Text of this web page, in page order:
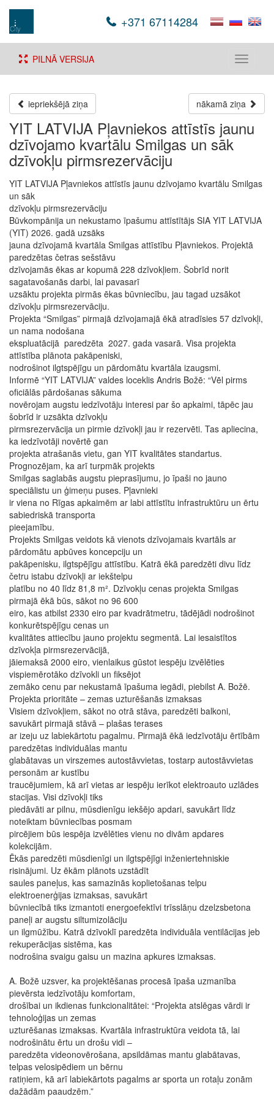
+371 67114284
Toggle
PILNĀ VERSIJA
iepriekšējā ziņa nākamā ziņa
YIT LATVIJA Pļavniekos attīstīs jaunu
dzīvojamo kvartālu Smilgas un sāk
dzīvokļu pirmsrezervāciju
YIT LATVIJA Pļavniekos attīstīs jaunu dzīvojamo kvartālu Smilgas
un sāk
dzīvokļu pirmsrezervāciju
Būvkompānija un nekustamo īpašumu attīstītājs SIA YIT LATVIJA
(YIT) 2026. gadā uzsāks
jauna dzīvojamā kvartāla Smilgas attīstību Pļavniekos. Projektā
paredzētas četras sešstāvu
dzīvojamās ēkas ar kopumā 228 dzīvokļiem. Šobrīd norit
sagatavošanās darbi, lai pavasarī
uzsāktu projekta pirmās ēkas būvniecību, jau tagad uzsākot
dzīvokļu pirmsrezervāciju.
Projekta “Smilgas” pirmajā dzīvojamajā ēkā atradīsies 57 dzīvokļi,
un nama nodošana
ekspluatācijā paredzēta 2027. gada vasarā. Visa projekta
attīstība plānota pakāpeniski,
nodrošinot ilgtspējīgu un pārdomātu kvartāla izaugsmi.
Informē “YIT LATVIJA” valdes loceklis Andris Božē: “Vēl pirms
oficiālās pārdošanas sākuma
novērojam augstu iedzīvotāju interesi par šo apkaimi, tāpēc jau
šobrīd ir uzsākta dzīvokļu
pirmsrezervācija un pirmie dzīvokļi jau ir rezervēti. Tas apliecina,
ka iedzīvotāji novērtē gan
projekta atrašanās vietu, gan YIT kvalitātes standartus.
Prognozējam, ka arī turpmāk projekts
Smilgas saglabās augstu pieprasījumu, jo īpaši no jauno
speciālistu un ģimeņu puses. Pļavnieki
ir viena no Rīgas apkaimēm ar labi attīstītu infrastruktūru un ērtu
sabiedriskā transporta
pieejamību.
Projekts Smilgas veidots kā vienots dzīvojamais kvartāls ar
pārdomātu apbūves koncepciju un
pakāpenisku, ilgtspējīgu attīstību. Katrā ēkā paredzēti divu līdz
četru istabu dzīvokļi ar iekštelpu
platību no 40 līdz 81,8 m². Dzīvokļu cenas projekta Smilgas
pirmajā ēkā būs, sākot no 96 600
eiro, kas atbilst 2330 eiro par kvadrātmetru, tādējādi nodrošinot
konkurētspējīgu cenas un
kvalitātes attiecību jauno projektu segmentā. Lai iesaistītos
dzīvokļa pirmsrezervācijā,
jāiemaksā 2000 eiro, vienlaikus gūstot iespēju izvēlēties
vispiemērotāko dzīvokli un fiksējot
zemāko cenu par nekustamā īpašuma iegādi, piebilst A. Božē.
Projekta prioritāte – zemas uzturēšanās izmaksas
Visiem dzīvokļiem, sākot no otrā stāva, paredzēti balkoni,
savukārt pirmajā stāvā – plašas terases
ar izeju uz labiekārtotu pagalmu. Pirmajā ēkā iedzīvotāju ērtībām
paredzētas individuālas mantu
glabātavas un virszemes autostāvvietas, tostarp autostāvvietas
personām ar kustību
traucējumiem, kā arī vietas ar iespēju ierīkot elektroauto uzlādes
stacijas. Visi dzīvokļi tiks
piedāvāti ar pilnu, mūsdienīgu iekšējo apdari, savukārt līdz
noteiktam būvniecības posmam
pircējiem būs iespēja izvēlēties vienu no divām apdares
kolekcijām.
Ēkās paredzēti mūsdienīgi un ilgtspējīgi inženiertehniskie
risinājumi. Uz ēkām plānots uzstādīt
saules paneļus, kas samazinās koplietošanas telpu
elektroenerģijas izmaksas, savukārt
būvniecībā tiks izmantoti energoefektīvi trīsslāņu dzelzsbetona
paneļi ar augstu siltumizolāciju
un ilgmūžību. Katrā dzīvoklī paredzēta individuāla ventilācijas jeb
rekuperācijas sistēma, kas
nodrošina svaigu gaisu un mazina apkures izmaksas.
A. Božē uzsver, ka projektēšanas procesā īpaša uzmanība
pievērsta iedzīvotāju komfortam,
drošībai un ikdienas funkcionalitātei: “Projekta atslēgas vārdi ir
tehnoloģijas un zemas
uzturēšanas izmaksas. Kvartāla infrastruktūra veidota tā, lai
nodrošinātu ērtu un drošu vidi –
paredzēta videonovērošana, apsildāmas mantu glabātavas,
telpas velosipēdiem un bērnu
ratiņiem, kā arī labiekārtots pagalms ar sporta un rotaļu zonām
dažādām paaudzēm.”